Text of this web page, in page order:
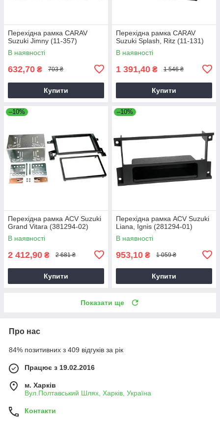
Перехідна рамка CARAV
Suzuki Jimny (11-357)
В наявності
632,70 ₴ 703 ₴
Купити
Перехідна рамка CARAV
Suzuki Splash, Ritz (11-131)
В наявності
1 391,40 ₴ 1 546 ₴
Купити
–10%
Перехідна рамка ACV Suzuki
Grand Vitara (381294-02)
В наявності
2 412,90 ₴ 2 681 ₴
Купити
–10%
Перехідна рамка ACV Suzuki
Liana, Ignis (281294-01)
В наявності
953,10 ₴ 1 059 ₴
Купити
Показати ще
Про нас
84% позитивних з 409 відгуків за рік
Працює з 19.02.2016
м. Харків
Вул.Полтавський Шлях, Харків, Україна
Контакти